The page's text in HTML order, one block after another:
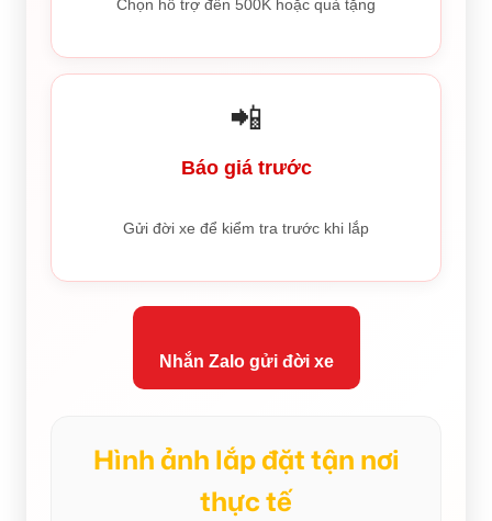
Chọn hỗ trợ đến 500K hoặc quà tặng
📲
Báo giá trước
Gửi đời xe để kiểm tra trước khi lắp
Nhắn Zalo gửi đời xe
Hình ảnh lắp đặt tận nơi
thực tế